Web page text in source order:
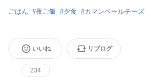
ごはん #夜ご飯 #夕食 #カマンベールチーズ
いいね
234
リブログ